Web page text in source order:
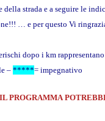
della strada e a seguire le
… e per questo Vi
dopo i km
–*****= impegnativo
PROGRAMMA